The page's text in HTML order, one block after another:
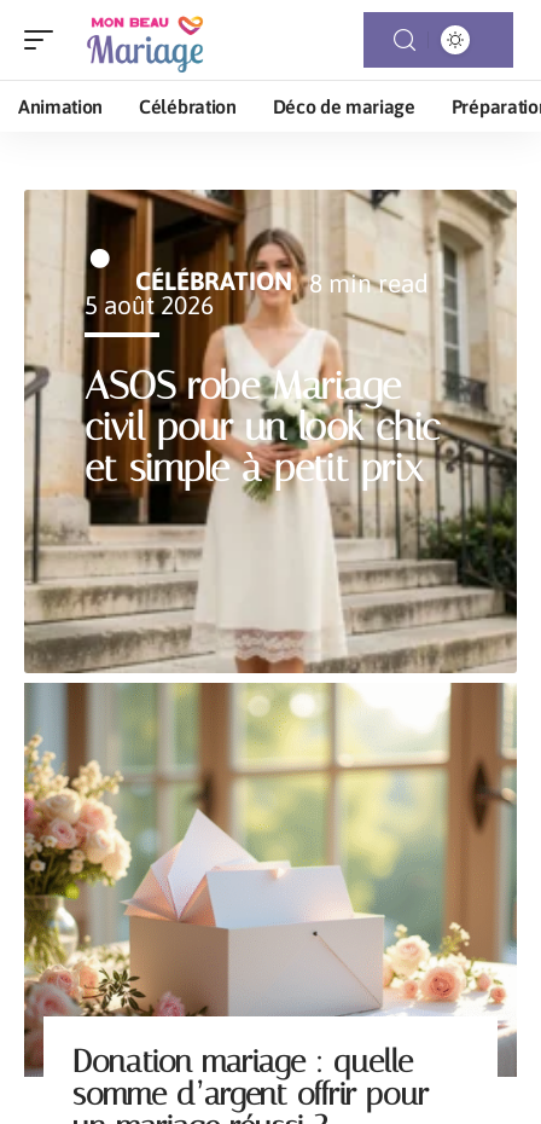
Animation Célébration Déco de mariage
ASOS robe Mariage
civil pour un look chic
et simple à petit prix
CÉLÉBRATION 8 min read
5 août 2026
Donation mariage : quelle
somme d’argent offrir pour